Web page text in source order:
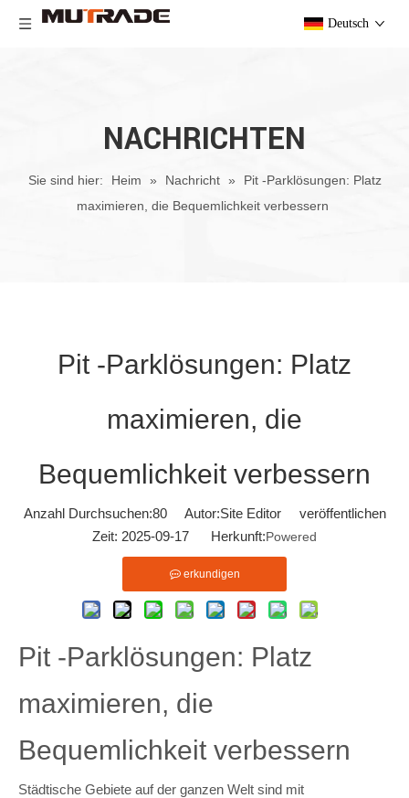
Deutsch
NACHRICHTEN
Sie sind hier: Heim » Nachricht »
Pit -Parklösungen: Platz
maximieren, die Bequemlichkeit verbessern
Pit -Parklösungen: Platz
maximieren, die
Bequemlichkeit verbessern
Anzahl Durchsuchen:80Autor:Site Editor veröffentlichen
Zeit: 2025-09-17 Herkunft:Powered
erkundigen
Pit -Parklösungen: Platz
maximieren, die
Bequemlichkeit verbessern
Städtische Gebiete auf der ganzen Welt sind mit